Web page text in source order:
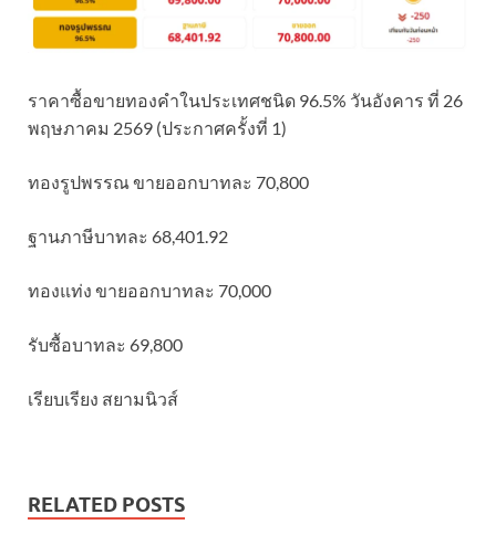
ราคาซื้อขายทองคําในประเทศชนิด 96.5% วันอังคาร ที่ 26
พฤษภาคม 2569 (ประกาศครั้งที่ 1)
ทองรูปพรรณ ขายออกบาทละ 70,800
ฐานภาษีบาทละ 68,401.92
ทองแท่ง ขายออกบาทละ 70,000
รับซื้อบาทละ 69,800
เรียบเรียง สยามนิวส์
RELATED POSTS